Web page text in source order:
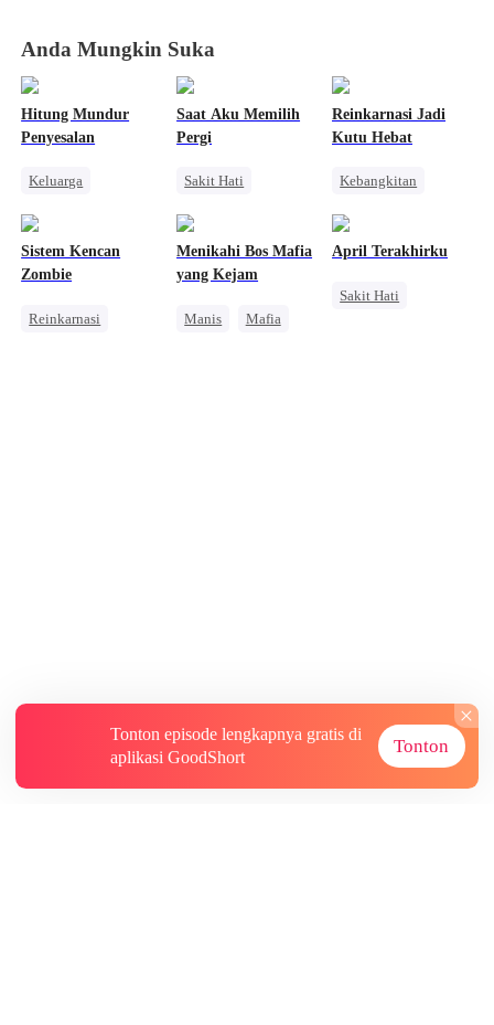
Anda Mungkin Suka
Hitung Mundur
Penyesalan
Keluarga
Penyesalan
Saat Aku Memilih
Pergi
Sakit Hati
Pengkhianatan
Mengejar Istri
Reinkarnasi Jadi
Kutu Hebat
Kebangkitan
Sistem Kencan
Zombie
Reinkarnasi
Menikahi Bos Mafia
yang Kejam
Manis
Mafia
April Terakhirku
Sakit Hati
Tonton episode lengkapnya gratis di
aplikasi GoodShort
Tonton